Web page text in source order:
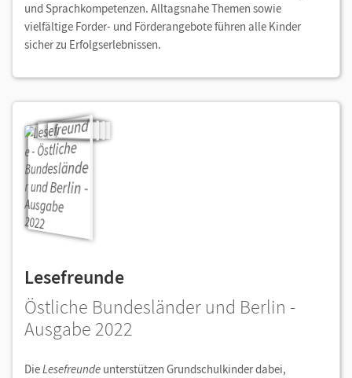
und Sprachkompetenzen. Alltagsnahe Themen sowie
vielfältige Forder- und Förderangebote führen alle Kinder
sicher zu Erfolgserlebnissen.
Lesefreunde
Östliche Bundesländer und Berlin -
Ausgabe 2022
DieLesefreunde unterstützen Grundschulkinder dabei,